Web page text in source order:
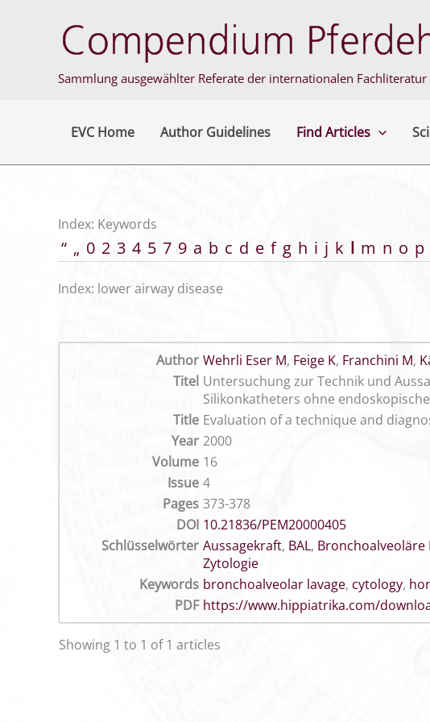
Sammlung ausgewählter Referate der internationalen Fachliteratur
EVC Home Author Guidelines Find Articles
Index: Keywords
“ „ 0 2 3 4 5 7 9 a b c d e f g h i j k l m n o p
Index: lower airway disease
Author Wehrli Eser M, Feige K, Franchini M,
Titel Untersuchung zur Technik und
Silikonkatheters ohne
Title Evaluation of a technique and
Year 2000
Volume 16
Issue 4
Pages 373-378
DOI 10.21836/PEM20000405
Schlüsselwörter Aussagekraft, BAL, Bronchoalveoläre
Zytologie
Keywords bronchoalveolar lavage, cytology,
PDF https://www.hippiatrika.com/
Showing 1 to 1 of 1 articles